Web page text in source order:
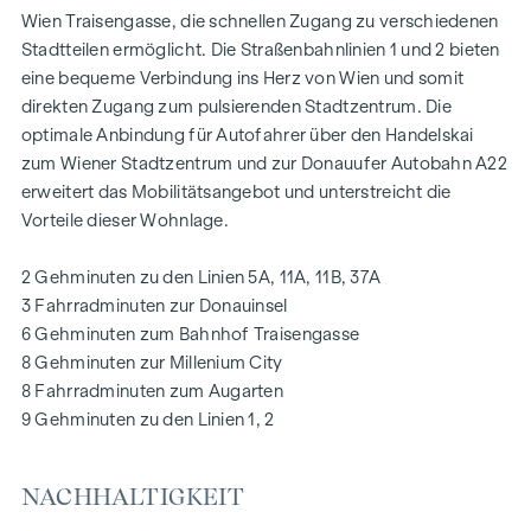
den heißesten Tagen.
AUSSTATTUNG
Eichenparkettböden
Stilvolle Markenfliesen
Außenliegender, elektrischer Sonnenschutz
Klimaanlage im DG
Photovoltaikanlage am Dach
Digitale Gegensprechanlage und
schwarzes Brett über Handyapp
Smarte Hausverwaltungs-App „puck“
HIGHLIGHTS
Gärten, Balkone, Loggien, Dachterrassen
Wien Traisengasse, die schnellen Zugang zu verschiedenen
Stadtteilen ermöglicht. Die Straßenbahnlinien 1 und 2 bieten
eine bequeme Verbindung ins Herz von Wien und somit
direkten Zugang zum pulsierenden Stadtzentrum. Die
optimale Anbindung für Autofahrer über den Handelskai
zum Wiener Stadtzentrum und zur Donauufer Autobahn A22
erweitert das Mobilitätsangebot und unterstreicht die
Vorteile dieser Wohnlage.
2 Gehminuten zu den Linien 5A, 11A, 11B, 37A
3 Fahrradminuten zur Donauinsel
6 Gehminuten zum Bahnhof Traisengasse
8 Gehminuten zur Millenium City
8 Fahrradminuten zum Augarten
9 Gehminuten zu den Linien 1, 2
NACHHALTIGKEIT